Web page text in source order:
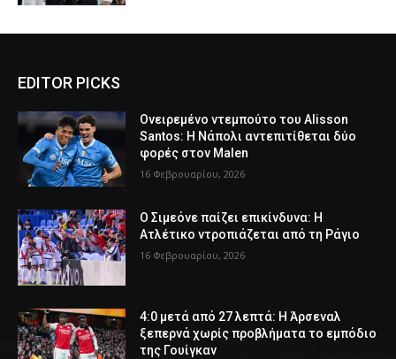
EDITOR PICKS
Ονειρεμένο ντεμπούτο του Alisson
Santos: Η Νάπολι αντεπιτίθεται δύο
φορές στον Malen
16 Φεβρουαρίου, 2026
Ο Σιμεόνε παίζει επικίνδυνα: Η
Ατλέτικο ντροπιάζεται από τη Ράγιο
16 Φεβρουαρίου, 2026
4:0 μετά από 27 λεπτά: Η Άρσεναλ
ξεπερνά χωρίς προβλήματα το εμπόδιο
της Γουίγκαν